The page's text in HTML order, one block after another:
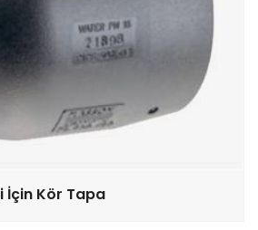
İçin Kör Tapa